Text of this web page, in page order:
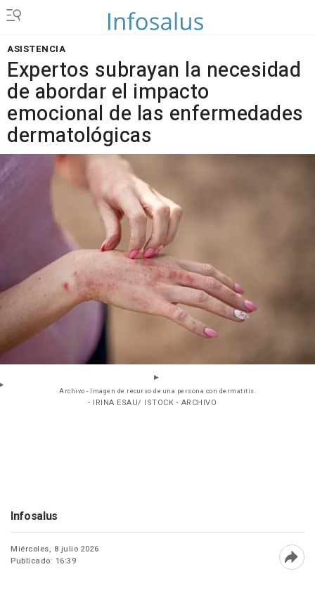
ASISTENCIA
Expertos subrayan la necesidad
de abordar el impacto
emocional de las enfermedades
dermatológicas
Archivo - Imagen de recurso de una persona con dermatitis.
- IRINA ESAU/ ISTOCK - ARCHIVO
Infosalus
Miércoles, 8 julio 2026
Publicado: 16:39